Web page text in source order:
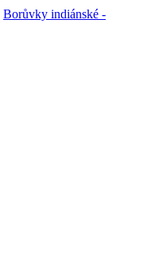
Borůvky indiánské -